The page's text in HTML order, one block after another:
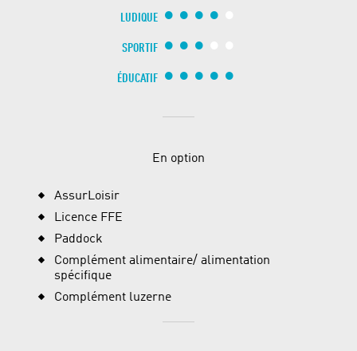
LUDIQUE
SPORTIF
ÉDUCATIF
En option
AssurLoisir
Licence FFE
Paddock
Complément alimentaire/ alimentation
spécifique
Complément luzerne